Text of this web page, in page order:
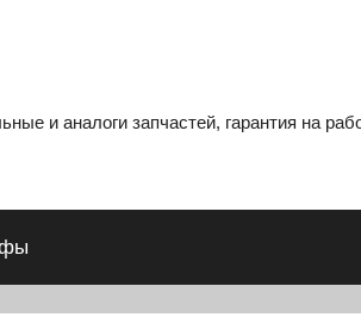
и аналоги запчастей, гарантия на